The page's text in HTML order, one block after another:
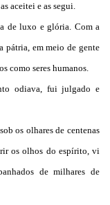
aceitei e as segui.
de luxo e glória. Com a
pátria, em meio de gente
como seres humanos.
odiava, fui julgado e
os olhares de centenas
os olhos do espírito, vi
de milhares de